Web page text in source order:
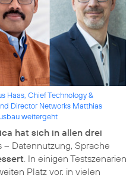
Haas, Chief Technology &
Director Networks Matthias
weitergeht
hat sich in allen drei
– Datennutzung, Sprache
. In einigen Testszenarien
Platz vor, in vielen